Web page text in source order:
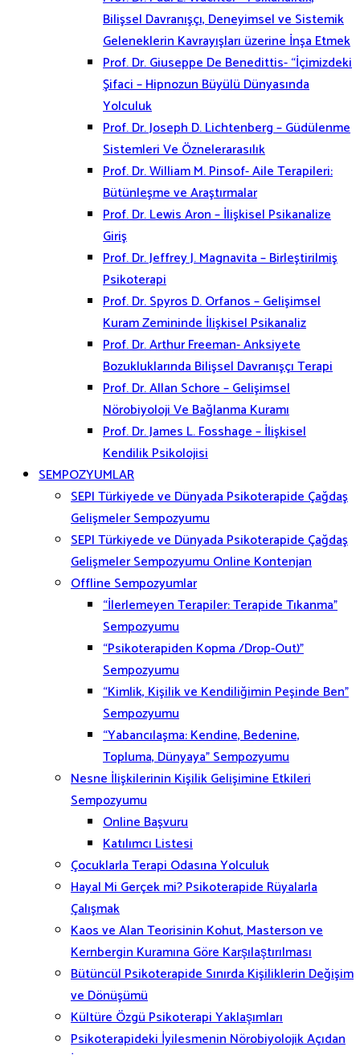
Bilişsel Davranışçı, Deneyimsel ve Sistemik
Geleneklerin Kavrayışları üzerine İnşa Etmek
Prof. Dr. Giuseppe De Benedittis- “İçimizdeki
Şifaci – Hipnozun Büyülü Dünyasında
Yolculuk
Prof. Dr. Joseph D. Lichtenberg – Güdülenme
Sistemleri Ve Öznelerarasılık
Prof. Dr. William M. Pinsof- Aile Terapileri:
Bütünleşme ve Araştırmalar
Prof. Dr. Lewis Aron – İlişkisel Psikanalize
Giriş
Prof. Dr. Jeffrey J. Magnavita – Birleştirilmiş
Psikoterapi
Prof. Dr. Spyros D. Orfanos – Gelişimsel
Kuram Zemininde İlişkisel Psikanaliz
Prof. Dr. Arthur Freeman- Anksiyete
Bozukluklarında Bilişsel Davranışçı Terapi
Prof. Dr. Allan Schore – Gelişimsel
Nörobiyoloji Ve Bağlanma Kuramı
Prof. Dr. James L. Fosshage – İlişkisel
Kendilik Psikolojisi
SEMPOZYUMLAR
SEPI Türkiyede ve Dünyada Psikoterapide Çağdaş
Gelişmeler Sempozyumu
SEPI Türkiyede ve Dünyada Psikoterapide Çağdaş
Gelişmeler Sempozyumu Online Kontenjan
Offline Sempozyumlar
“İlerlemeyen Terapiler: Terapide Tıkanma”
Sempozyumu
“Psikoterapiden Kopma /Drop-Out)”
Sempozyumu
“Kimlik, Kişilik ve Kendiliğimin Peşinde Ben”
Sempozyumu
“Yabancılaşma: Kendine, Bedenine,
Topluma, Dünyaya” Sempozyumu
Nesne İlişkilerinin Kişilik Gelişimine Etkileri
Sempozyumu
Online Başvuru
Katılımcı Listesi
Çocuklarla Terapi Odasına Yolculuk
Hayal Mi Gerçek mi? Psikoterapide Rüyalarla
Çalışmak
Kaos ve Alan Teorisinin Kohut, Masterson ve
Kernbergin Kuramına Göre Karşılaştırılması
Bütüncül Psikoterapide Sınırda Kişiliklerin Değişim
ve Dönüşümü
Kültüre Özgü Psikoterapi Yaklaşımları
Psikoterapideki İyilesmenin Nörobiyolojik Açıdan